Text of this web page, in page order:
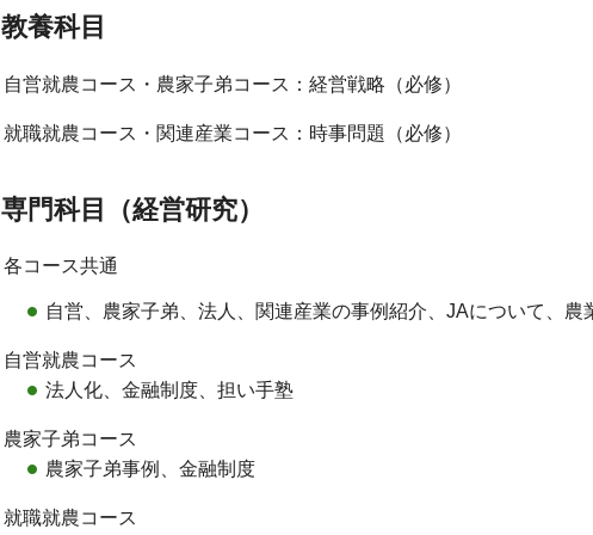
教養科目
自営就農コース・農家子弟コース：経営戦略（必修）
就職就農コース・関連産業コース：時事問題（必修）
専門科目（経営研究）
各コース共通
自営、農家子弟、法人、関連産業の事例紹介、JAについて、農
自営就農コース
法人化、金融制度、担い手塾
農家子弟コース
農家子弟事例、金融制度
就職就農コース